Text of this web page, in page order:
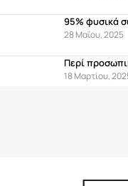
95% φυσικά
28 Μαΐου, 2025
Περί
18 Μαρτίου,